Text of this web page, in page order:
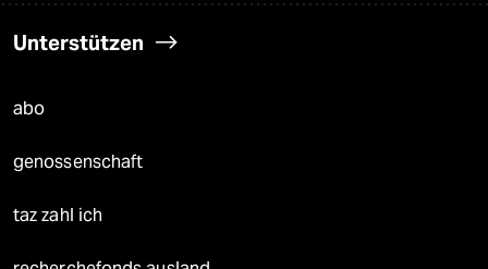
Unterstützen
abo
genossenschaft
taz zahl ich